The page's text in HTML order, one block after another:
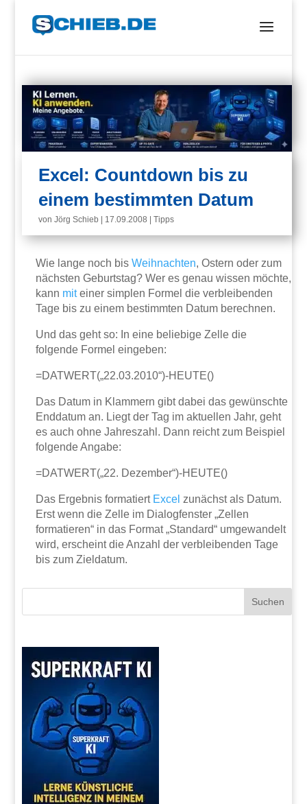
Excel: Countdown bis zu
einem bestimmten Datum
vonJörg Schieb 17.09.2008 |Tipps
Wie lange noch bisWeihnachten, Ostern oder zum
nächsten Geburtstag? Wer es genau wissen möchte,
kann miteiner simplen Formel die verbleibenden
Tage bis zu einem bestimmten Datum berechnen.
Und das geht so: In eine beliebige Zelle die
folgende Formel eingeben:
=DATWERT(„22.03.2010“)-HEUTE()
Das Datum in Klammern gibt dabei das gewünschte
Enddatum an. Liegt der Tag im aktuellen Jahr, geht
es auch ohne Jahreszahl. Dann reicht zum Beispiel
folgende Angabe:
=DATWERT(„22. Dezember“)-HEUTE()
Das Ergebnis formatiert Excel zunächst als Datum.
Erst wenn die Zelle im Dialogfenster „Zellen
formatieren“ in das Format „Standard“ umgewandelt
wird, erscheint die Anzahl der verbleibenden Tage
bis zum Zieldatum.